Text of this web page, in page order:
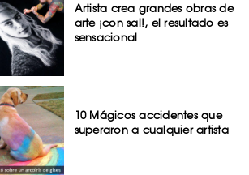
Artista crea grandes obras de
arte ¡con sal!, el resultado es
sensacional
10 Mágicos accidentes que
superaron a cualquier artista